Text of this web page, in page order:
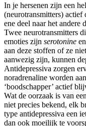
In je hersenen zijn een
(neurotransmitters)
ene deel naar het andere
Twee neurotransmitters
emoties zijn serotonine en
aan deze stoffen of ze
aanwezig zijn, kunnen
Antidepressiva zorgen
noradrenaline worden
‘boodschapper’ actief
Wat de oorzaak is van
niet precies bekend, elk
type antidepressiva een
dan ook moeilijk te